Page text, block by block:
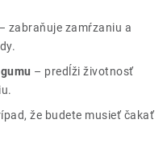
– zabraňuje zamŕzaniu a
– predĺži životnosť
že budete musieť čakať